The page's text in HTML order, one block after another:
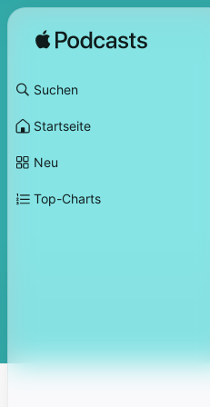
Suchen
Startseite
Neu
Top-Charts